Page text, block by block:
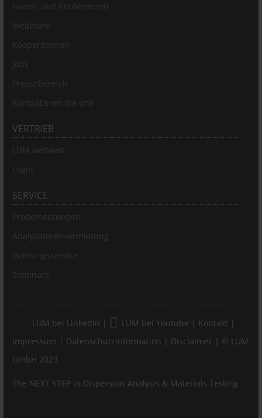
Events und Konferenzen
Webinare
Kooperationen
Jobs
Pressebereich
Kontaktieren Sie uns
VERTRIEB
LUM weltweit
Login
SERVICE
Probemessungen
Analysatorenvermietung
Wartungsservice
Seminare
LUM bei LinkedIn | LUM bei Youtube | Kontakt |
Impressum | Datenschutzinformation | Disclaimer | © LUM
GmbH 2023
The NEXT STEP in Dispersion Analysis & Materials Testing